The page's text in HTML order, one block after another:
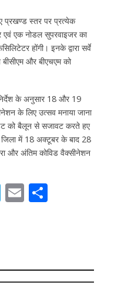
प्रखण्ड स्तर पर प्रत्येक
एवं एक नोडल सुपरवाइजर का
होंगी। इनके द्वारा सर्वे
और बीएचएम को
निर्देश के अनुसार 18 और 19
के लिए उत्सव मनाया जाना
को बैलून से सजावट करते हए
जिला में 18 अक्टूबर के बाद 28
और अंतिम कोविड वैक्सीनेशन
T
a
E S